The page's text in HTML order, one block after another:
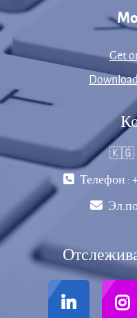
Get
🇰🇬
Телефон :